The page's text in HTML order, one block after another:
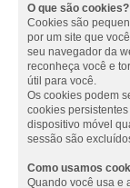
O que são cookies?
Cookies são
por um site que
seu navegador da
reconheça você e
útil para você.
Os cookies podem
cookies
dispositivo móvel
sessão são
Como usamos
Quando você usa e